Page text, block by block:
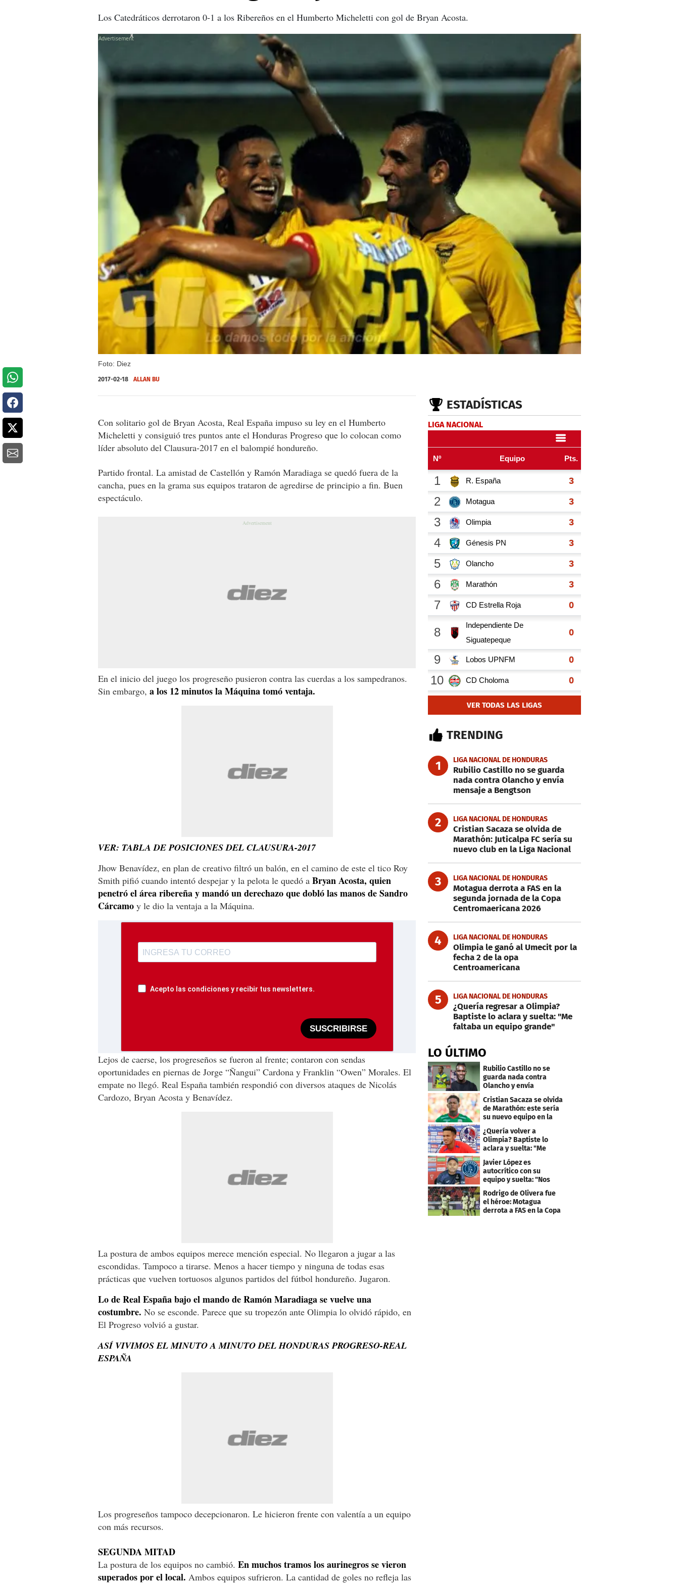
Los Catedráticos derrotaron 0-1 a los Ribereños en el Humberto Micheletti con gol de Bryan Acosta.
Foto: Diez
X
2017-02-18 ALLAN BU
Con solitario gol de Bryan Acosta, Real España impuso su ley en el Humberto
Micheletti y consiguió tres puntos ante el Honduras Progreso que lo colocan como
líder absoluto del Clausura-2017 en el balompié hondureño.
Partido frontal. La amistad de Castellón y Ramón Maradiaga se quedó fuera de la
cancha, pues en la grama sus equipos trataron de agredirse de principio a fin. Buen
espectáculo.
En el inicio del juego los progreseño pusieron contra las cuerdas a los sampedranos.
Sin embargo, a los 12 minutos la Máquina tomó ventaja.
VER: TABLA DE POSICIONES DEL CLAUSURA-2017
Jhow Benavídez, en plan de creativo filtró un balón, en el camino de este el tico Roy
Smith pifió cuando intentó despejar y la pelota le quedó a Bryan Acosta, quien
penetró el área ribereña y mandó un derechazo que dobló las manos de Sandro
Cárcamo y le dio la ventaja a la Máquina.
Acepto las condiciones y recibir tus newsletters.
SUSCRIBIRSE
Lejos de caerse, los progreseños se fueron al frente; contaron con sendas
oportunidades en piernas de Jorge “Ñangui” Cardona y Franklin “Owen” Morales. El
empate no llegó. Real España también respondió con diversos ataques de Nicolás
Cardozo, Bryan Acosta y Benavídez.
La postura de ambos equipos merece mención especial. No llegaron a jugar a las
escondidas. Tampoco a tirarse. Menos a hacer tiempo y ninguna de todas esas
prácticas que vuelven tortuosos algunos partidos del fútbol hondureño. Jugaron.
Lo de Real España bajo el mando de Ramón Maradiaga se vuelve una
costumbre. No se esconde. Parece que su tropezón ante Olimpia lo olvidó rápido, en
El Progreso volvió a gustar.
ASÍ VIVIMOS EL MINUTO A MINUTO DEL HONDURAS PROGRESO-REAL
ESPAÑA
Los progreseños tampoco decepcionaron. Le hicieron frente con valentía a un equipo
con más recursos.
SEGUNDA MITAD
La postura de los equipos no cambió. En muchos tramos los aurinegros se vieron
superados por el local. Ambos equipos sufrieron. La cantidad de goles no refleja las
ESTADÍSTICAS
LIGA NACIONAL
VER TODAS LAS LIGAS
TRENDING
1 LIGA NACIONAL DE HONDURAS
Rubilio Castillo no se guarda
nada contra Olancho y envía
mensaje a Bengtson
2 LIGA NACIONAL DE HONDURAS
Cristian Sacaza se olvida de
Marathón: Juticalpa FC sería su
nuevo club en la Liga Nacional
3 LIGA NACIONAL DE HONDURAS
Motagua derrota a FAS en la
segunda jornada de la Copa
Centromaericana 2026
4 LIGA NACIONAL DE HONDURAS
Olimpia le ganó al Umecit por la
fecha 2 de la opa
Centroamericana
5 LIGA NACIONAL DE HONDURAS
¿Quería regresar a Olimpia?
Baptiste lo aclara y suelta: "Me
faltaba un equipo grande"
LO ÚLTIMO
Rubilio Castillo no se
guarda nada contra
Olancho y envía
mensaje a Bengtson
Cristian Sacaza se olvida
de Marathón: este sería
su nuevo equipo en la
Liga Nacional
¿Quería volver a
Olimpia? Baptiste lo
aclara y suelta: "Me
faltaba un equipo
grande"
Javier López es
autocrítico con su
equipo y suelta: "Nos
costó muchísimo..."
Rodrigo de Olivera fue
el héroe: Motagua
derrota a FAS en la Copa